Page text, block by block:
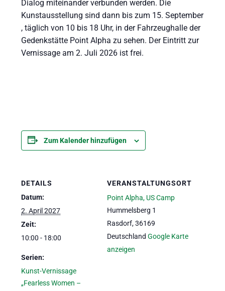
Dialog miteinander verbunden werden. Die
Kunstausstellung sind dann bis zum 15. September
, täglich von 10 bis 18 Uhr, in der Fahrzeughalle der
Gedenkstätte Point Alpha zu sehen. Der Eintritt zur
Vernissage am 2. Juli 2026 ist frei.
Zum Kalender hinzufügen
DETAILS
Datum:
2. April 2027
Zeit:
10:00 - 18:00
Serien:
Kunst-Vernissage
„Fearless Women –
VERANSTALTUNGSORT
Point Alpha, US Camp
Hummelsberg 1
Rasdorf, 36169
Deutschland Google Karte
anzeigen